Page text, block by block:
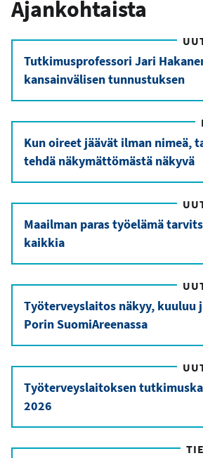
Ajankohtaista
Tutkimusprofessori Jari
kansainvälisen tunnustuksen
Kun oireet jäävät ilman nimeä,
tehdä näkymättömästä näkyvä
Maailman paras työelämä
kaikkia
Työterveyslaitos näkyy, kuuluu
Porin SuomiAreenassa
Työterveyslaitoksen
2026